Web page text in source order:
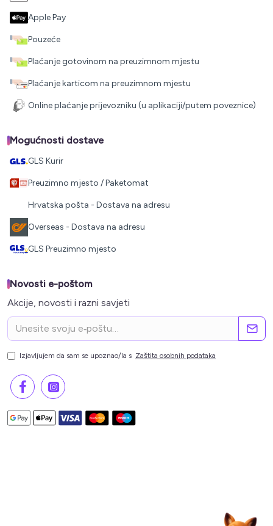
Apple Pay
Pouzeće
Plaćanje gotovinom na preuzimnom mjestu
Plaćanje karticom na preuzimnom mjestu
Online plaćanje prijevozniku (u aplikaciji/putem poveznice)
Mogućnosti dostave
GLS Kurir
Preuzimno mjesto / Paketomat
Hrvatska pošta - Dostava na adresu
Overseas - Dostava na adresu
GLS Preuzimno mjesto
Novosti e-poštom
Akcije, novosti i razni savjeti
Izjavljujem da sam se upoznao/la s Zaštita osobnih podataka